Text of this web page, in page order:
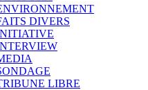
DIVERS
LIBRE